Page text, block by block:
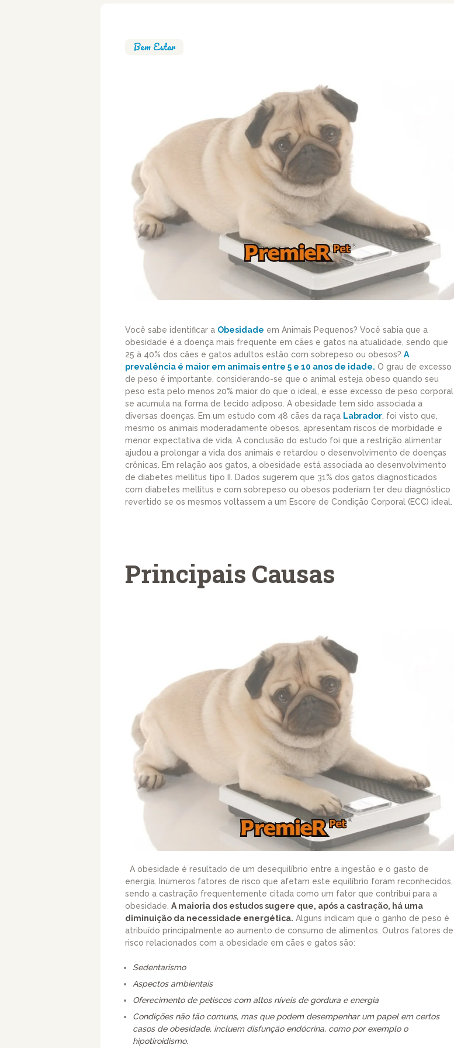
Bem Estar
Você sabe identificar a Obesidade em Animais Pequenos? Você sabia que a
obesidade é a doença mais frequente em cães e gatos na atualidade, sendo que
25 à 40% dos cães e gatos adultos estão com sobrepeso ou obesos? A
prevalência é maior em animais entre 5 e 10 anos de idade. O grau de excesso
de peso é importante, considerando-se que o animal esteja obeso quando seu
peso esta pelo menos 20% maior do que o ideal, e esse excesso de peso corporal
se acumula na forma de tecido adiposo. A obesidade tem sido associada a
diversas doenças. Em um estudo com 48 cães da raça Labrador , foi visto que,
mesmo os animais moderadamente obesos, apresentam riscos de morbidade e
menor expectativa de vida. A conclusão do estudo foi que a restrição alimentar
ajudou a prolongar a vida dos animais e retardou o desenvolvimento de doenças
crônicas. Em relação aos gatos, a obesidade está associada ao desenvolvimento
de diabetes mellitus tipo II. Dados sugerem que 31% dos gatos diagnosticados
com diabetes mellitus e com sobrepeso ou obesos poderiam ter deu diagnóstico
revertido se os mesmos voltassem a um Escore de Condição Corporal (ECC) ideal.
Principais Causas
A obesidade é resultado de um desequilíbrio entre a ingestão e o gasto de
energia. Inúmeros fatores de risco que afetam este equilíbrio foram reconhecidos,
sendo a castração frequentemente citada como um fator que contribui para a
obesidade. A maioria dos estudos sugere que, após a castração, há uma
diminuição da necessidade energética. Alguns indicam que o ganho de peso é
atribuído principalmente ao aumento de consumo de alimentos. Outros fatores de
risco relacionados com a obesidade em cães e gatos são:
Sedentarismo
Aspectos ambientais
Oferecimento de petiscos com altos níveis de gordura e energia
Condições não tão comuns, mas que podem desempenhar um papel em certos
casos de obesidade, incluem disfunção endócrina, como por exemplo o
hipotiroidismo.